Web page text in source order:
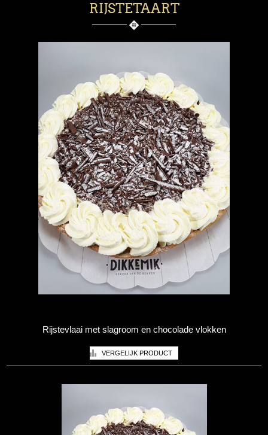
RIJSTETAART
Rijstevlaai met slagroom en chocolade vlokken